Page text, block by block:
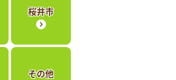
桜井市
その他